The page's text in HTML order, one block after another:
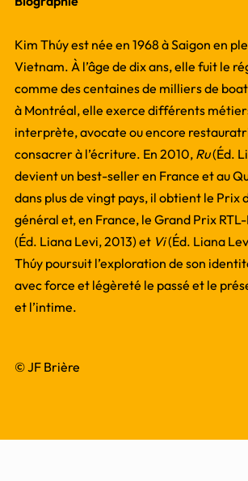
Kim Thúy est née en 1968 à Saigon en
Vietnam. À l’âge de dix ans, elle fuit le
comme des centaines de milliers de
à Montréal, elle exerce différents
interprète, avocate ou encore
consacrer à l’écriture. En 2010, Ru(Éd.
devient un best-seller en France et au
dans plus de vingt pays, il obtient le Prix
général et, en France, le Grand Prix
(Éd. Liana Levi, 2013) et Vi(Éd. Liana
Thúy poursuit l’exploration de son
avec force et légèreté le passé et le
et l’intime.
© JF Brière